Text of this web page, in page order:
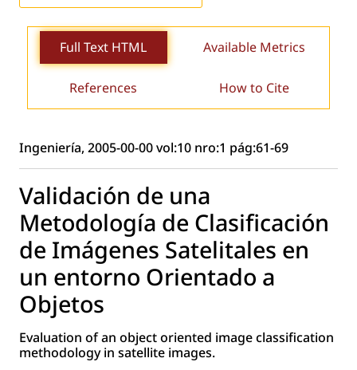
Full Text HTML Available Metrics
References How to Cite
Ingeniería, 2005-00-00 vol:10 nro:1 pág:61-69
Validación de una
Metodología de Clasificación
de Imágenes Satelitales en
un entorno Orientado a
Objetos
Evaluation of an object oriented image classification
methodology in satellite images.